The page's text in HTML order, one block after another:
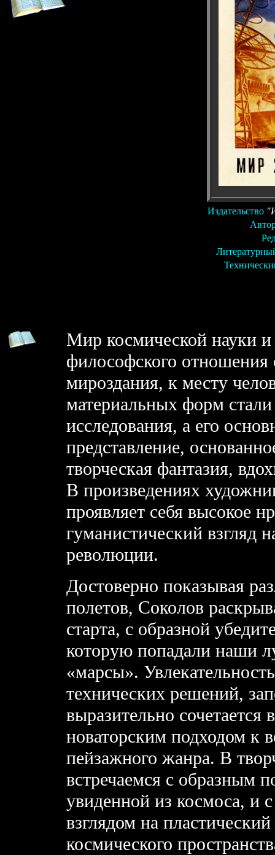
Издательство
Мир космической науки
философского отношения
мироздания, к месту
материальных форм
исследования, а его
представление,
творческая фантазия,
В произведениях
проявляет себя высокое
гуманистический взгляд
революции.
Достоверно показывая
полетов, Соколов
старта, с образной
которую попадали наши
«марсы».
технических решений,
выразительно сочетается
новаторским подходом к
пейзажного жанра. В
встречаемся с образным
увиденной из космоса, и
взглядом на
космического